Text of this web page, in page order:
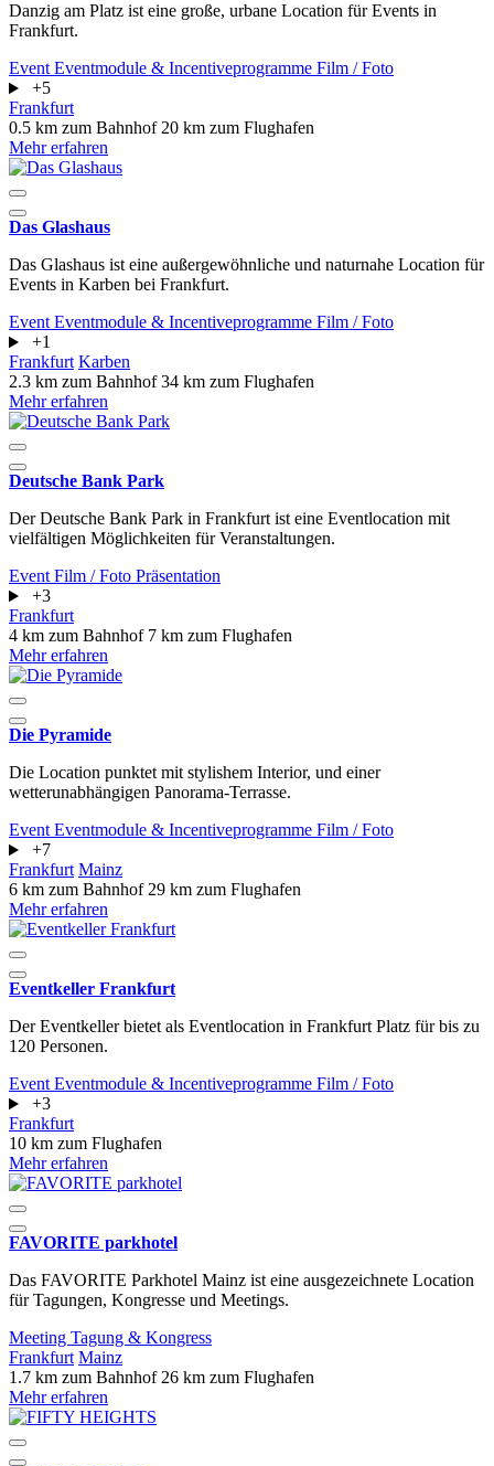
Danzig am Platz ist eine große, urbane Location für Events in
Frankfurt.
Event Eventmodule & Incentiveprogramme Film / Foto
+5
Frankfurt
0.5 km zum Bahnhof 20 km zum Flughafen
Mehr erfahren
Das Glashaus
Das Glashaus ist eine außergewöhnliche und naturnahe Location für
Events in Karben bei Frankfurt.
Event Eventmodule & Incentiveprogramme Film / Foto
+1
Frankfurt Karben
2.3 km zum Bahnhof34 km zum Flughafen
Mehr erfahren
Deutsche Bank Park
Der Deutsche Bank Park in Frankfurt ist eine Eventlocation mit
vielfältigen Möglichkeiten für Veranstaltungen.
Event Film / Foto Präsentation
+3
Frankfurt
4 km zum Bahnhof 7 km zum Flughafen
Mehr erfahren
Die Pyramide
Die Location punktet mit stylishem Interior, und einer
wetterunabhängigen Panorama-Terrasse.
Event Eventmodule & Incentiveprogramme Film / Foto
+7
Frankfurt Mainz
6 km zum Bahnhof 29 km zum Flughafen
Mehr erfahren
Eventkeller Frankfurt
Der Eventkeller bietet als Eventlocation in Frankfurt Platz für bis zu
120 Personen.
Event Eventmodule & Incentiveprogramme Film / Foto
+3
Frankfurt
10 km zum Flughafen
Mehr erfahren
FAVORITE parkhotel
Das FAVORITE Parkhotel Mainz ist eine ausgezeichnete Location
für Tagungen, Kongresse und Meetings.
Meeting Tagung & Kongress
Frankfurt Mainz
1.7 km zum Bahnhof 26 km zum Flughafen
Mehr erfahren